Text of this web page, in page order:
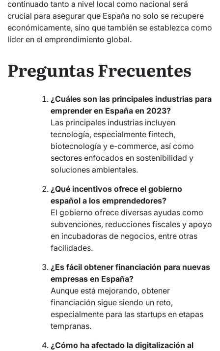
continuado tanto a nivel local como nacional será
crucial para asegurar que España no solo se recupere
económicamente, sino que también se establezca como
líder en el emprendimiento global.
Preguntas Frecuentes
¿Cuáles son las principales industrias para
emprender en España en 2023?
Las principales industrias incluyen
tecnología, especialmente fintech,
biotecnología y e-commerce, así como
sectores enfocados en sostenibilidad y
soluciones ambientales.
¿Qué incentivos ofrece el gobierno
español a los emprendedores?
El gobierno ofrece diversas ayudas como
subvenciones, reducciones fiscales y apoyo
en incubadoras de negocios, entre otras
facilidades.
¿Es fácil obtener financiación para nuevas
empresas en España?
Aunque está mejorando, obtener
financiación sigue siendo un reto,
especialmente para las startups en etapas
tempranas.
¿Cómo ha afectado la digitalización al